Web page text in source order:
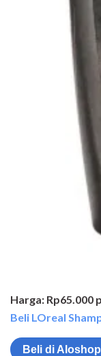
Harga: Rp65.000
Beli LOreal
Beli di Aloshop